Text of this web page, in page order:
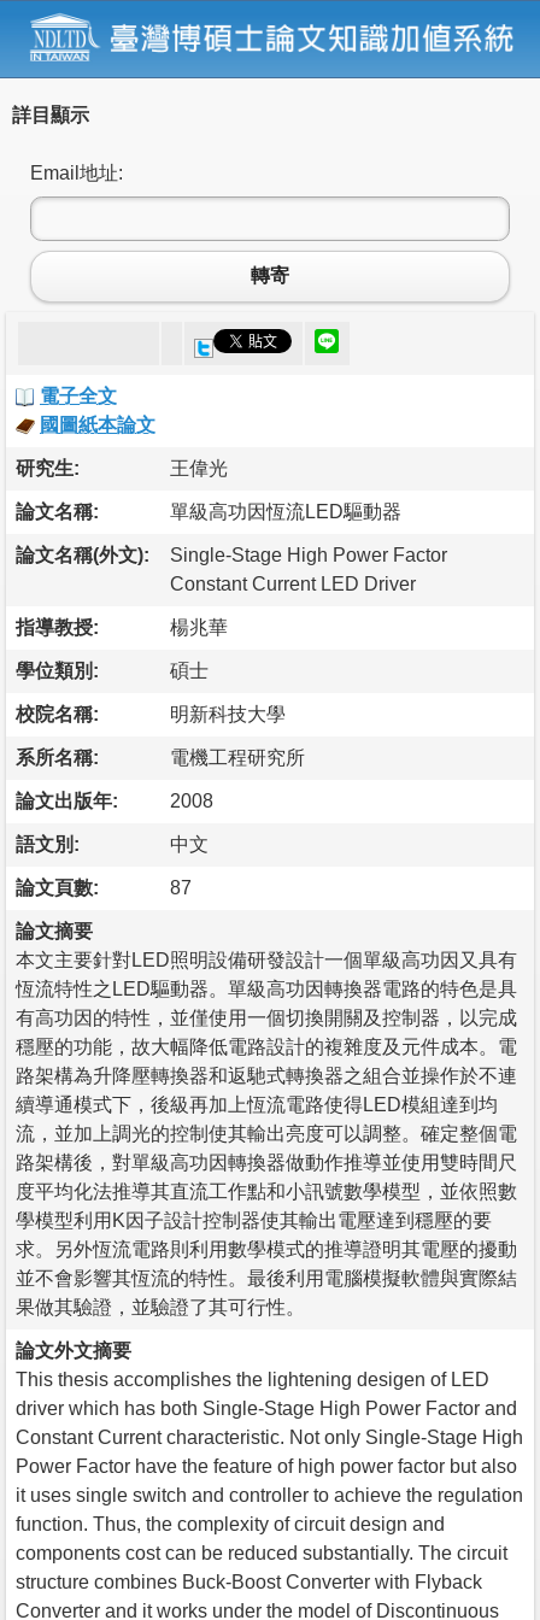
詳目顯示
Email地址:
轉寄
電子全文
國圖紙本論文
研究生: 王偉光
論文名稱: 單級高功因恆流LED驅動器
論文名稱(外文):
Single-Stage High Power Factor
Constant Current LED Driver
指導教授: 楊兆華
學位類別: 碩士
校院名稱: 明新科技大學
系所名稱: 電機工程研究所
論文出版年: 2008
語文別: 中文
論文頁數: 87
論文摘要
本文主要針對LED照明設備研發設計一個單級高功因又具有
恆流特性之LED驅動器。單級高功因轉換器電路的特色是具
有高功因的特性，並僅使用一個切換開關及控制器，以完成
穩壓的功能，故大幅降低電路設計的複雜度及元件成本。電
路架構為升降壓轉換器和返馳式轉換器之組合並操作於不連
續導通模式下，後級再加上恆流電路使得LED模組達到均
流，並加上調光的控制使其輸出亮度可以調整。確定整個電
路架構後，對單級高功因轉換器做動作推導並使用雙時間尺
度平均化法推導其直流工作點和小訊號數學模型，並依照數
學模型利用K因子設計控制器使其輸出電壓達到穩壓的要
求。另外恆流電路則利用數學模式的推導證明其電壓的擾動
並不會影響其恆流的特性。最後利用電腦模擬軟體與實際結
果做其驗證，並驗證了其可行性。
論文外文摘要
This thesis accomplishes the lightening desigen of LED
driver which has both Single-Stage High Power Factor and
Constant Current characteristic. Not only Single-Stage High
Power Factor have the feature of high power factor but also
it uses single switch and controller to achieve the regulation
function. Thus, the complexity of circuit design and
components cost can be reduced substantially. The circuit
structure combines Buck-Boost Converter with Flyback
Converter and it works under the model of Discontinuous